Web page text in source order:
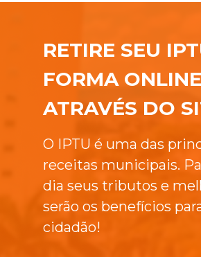
RETIRE SEU
FORMA ONLINE
ATRAVÉS DO
O IPTU é uma das
receitas municipais.
dia seus tributos e
serão os benefícios
cidadão!